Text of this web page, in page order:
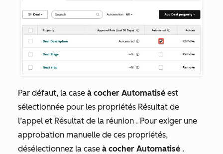
Par défaut, la case à cocher Automatisé est
sélectionnée pour les propriétés Résultat de
l’appel et Résultat de la réunion . Pour exiger une
approbation manuelle de ces propriétés,
désélectionnez la case à cocher Automatisé .